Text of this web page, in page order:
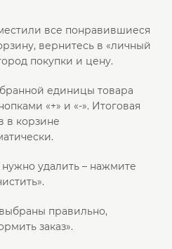
все понравившиеся
вернитесь в «личный
покупки и цену.
единицы товара
«+» и «-». Итоговая
в корзине
удалить – нажмите
правильно,
заказ».